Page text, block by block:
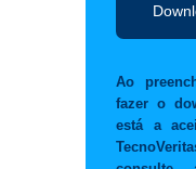
Ao
fazer o
está a